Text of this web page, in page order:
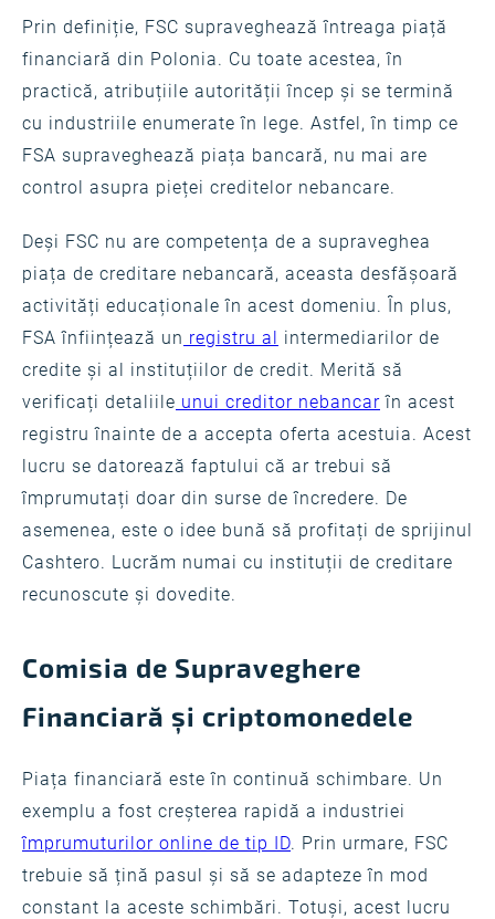
Prin definiție, FSC supraveghează întreaga piață
financiară din Polonia. Cu toate acestea, în
practică, atribuțiile autorității încep și se termină
cu industriile enumerate în lege. Astfel, în timp ce
FSA supraveghează piața bancară, nu mai are
control asupra pieței creditelor nebancare.
Deși FSC nu are competența de a supraveghea
piața de creditare nebancară, aceasta desfășoară
activități educaționale în acest domeniu. În plus,
FSA înființează un registru al intermediarilor de
credite și al instituțiilor de credit. Merită să
verificați detaliile unui creditor nebancar în acest
registru înainte de a accepta oferta acestuia. Acest
lucru se datorează faptului că ar trebui să
împrumutați doar din surse de încredere. De
asemenea, este o idee bună să profitați de sprijinul
Cashtero. Lucrăm numai cu instituții de creditare
recunoscute și dovedite.
Comisia de Supraveghere
Financiară și criptomonedele
Piața financiară este în continuă schimbare. Un
exemplu a fost creșterea rapidă a industriei
împrumuturilor online de tip ID. Prin urmare, FSC
trebuie să țină pasul și să se adapteze în mod
constant la aceste schimbări. Totuși, acest lucru